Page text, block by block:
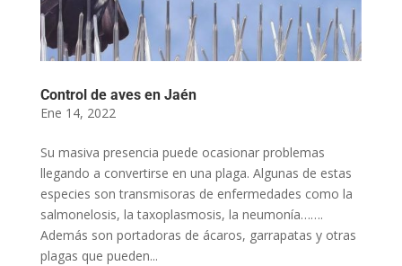
Control de aves en Jaén
Ene 14, 2022
Su masiva presencia puede ocasionar problemas
llegando a convertirse en una plaga. Algunas de estas
especies son transmisoras de enfermedades como la
salmonelosis, la taxoplasmosis, la neumonía…….
Además son portadoras de ácaros, garrapatas y otras
plagas que pueden...